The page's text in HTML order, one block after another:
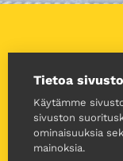
Tietoa
Käytämme
sivuston
ominaisuuksia
mainoksia.